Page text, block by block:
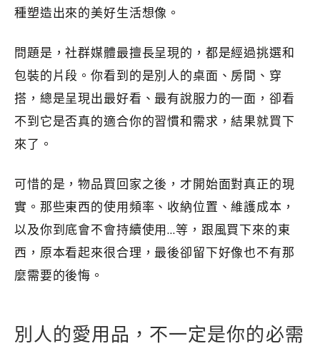
種塑造出來的美好生活想像。
問題是，社群媒體最擅長呈現的，都是經過挑選和
包裝的片段。你看到的是別人的桌面、房間、穿
搭，總是呈現出最好看、最有說服力的一面，卻看
不到它是否真的適合你的習慣和需求，結果就買下
來了。
可惜的是，物品買回家之後，才開始面對真正的現
實。那些東西的使用頻率、收納位置、維護成本，
以及你到底會不會持續使用…等，跟風買下來的東
西，原本看起來很合理，最後卻留下好像也不有那
麼需要的後悔。
別人的愛用品，不一定是你的必需